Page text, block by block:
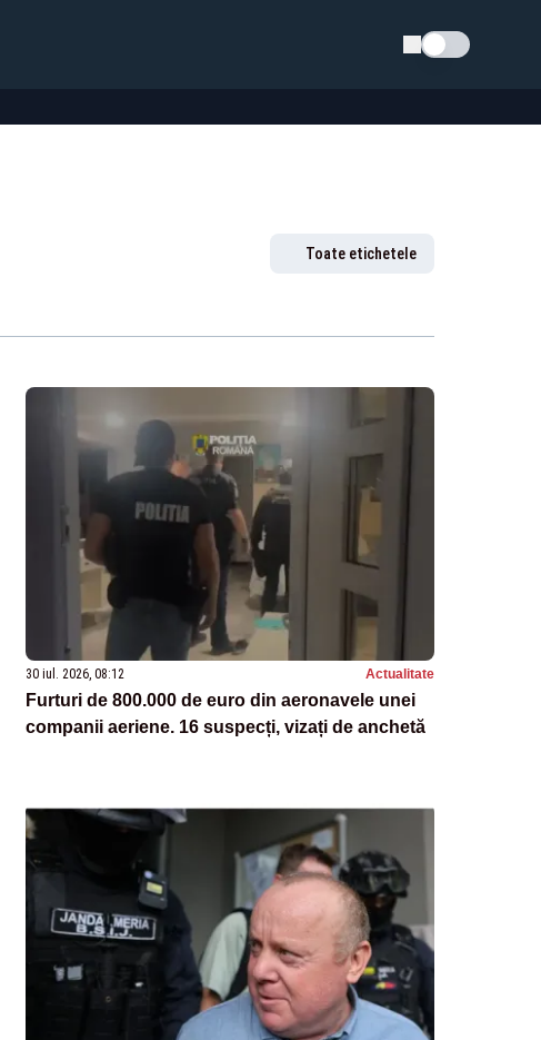
Schimba tema
Toate etichetele
30 iul. 2026, 08:12 Actualitate
Furturi de 800.000 de euro din aeronavele unei
companii aeriene. 16 suspecți, vizați de anchetă